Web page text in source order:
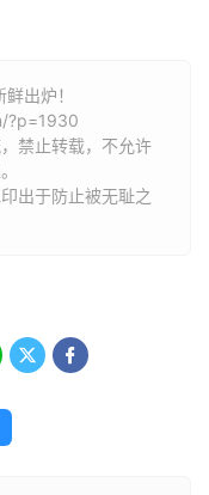
出炉！
?p=1930
禁止转载，不允许
出于防止被无耻之
 